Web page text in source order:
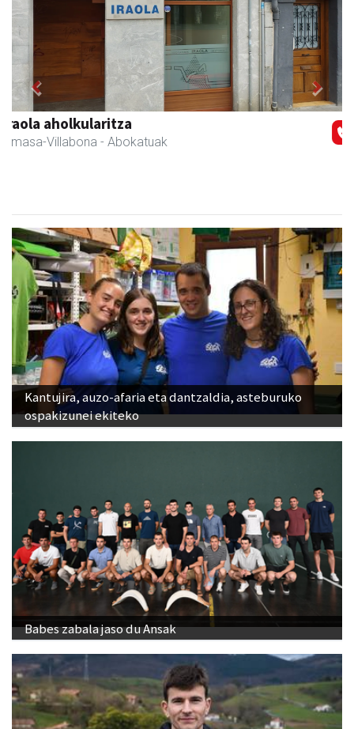
Zabala bitxitegia
Andoain - Bitxitegiak
Previous Next
Kantujira, auzo-afaria eta dantzaldia, asteburuko
ospakizunei ekiteko
Babes zabala jaso du Ansak